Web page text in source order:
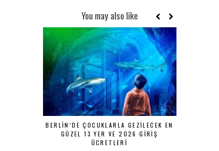
You may also like
BERLIN’DE ÇOCUKLARLA GEZILECEK EN
GÜZEL 13 YER VE 2026 GIRIŞ
ÜCRETLERI